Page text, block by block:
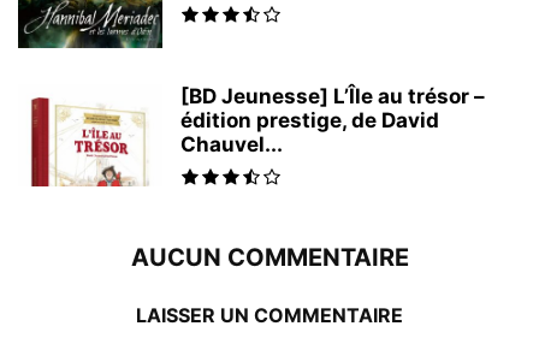
[BD Jeunesse] L’Île au trésor –
édition prestige, de David
Chauvel...
AUCUN COMMENTAIRE
LAISSER UN COMMENTAIRE